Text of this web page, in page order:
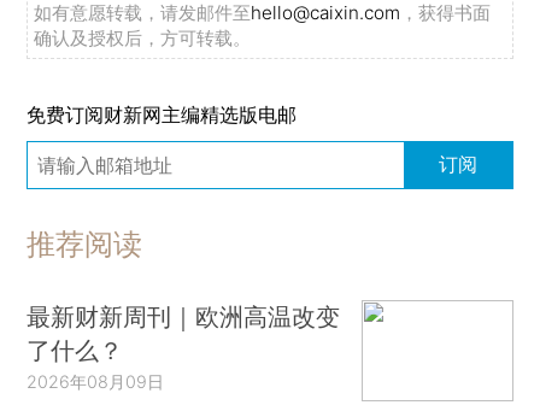
如有意愿转载，请发邮件至hello@caixin.com ，获得书面
确认及授权后，方可转载。
免费订阅财新网主编精选版电邮
订阅
推荐阅读
最新财新周刊｜欧洲高温改变
了什么？
2026年08月09日